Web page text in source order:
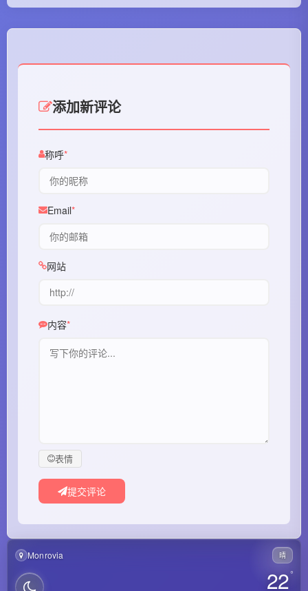
添加新评论
称呼
Email
网站
内容
表情
提交评论
Monrovia 晴
22°